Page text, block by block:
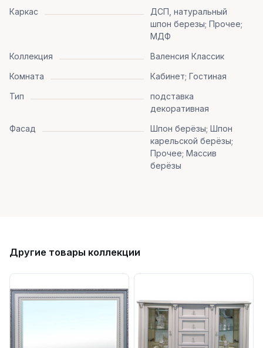
Каркас
ДСП, натуральный
шпон березы; Прочее;
МДФ
Коллекция
Валенсия Классик
Комната
Кабинет; Гостиная
Тип
подставка
декоративная
Фасад
Шпон берёзы; Шпон
карельской берёзы;
Прочее; Массив
берёзы
Другие товары коллекции